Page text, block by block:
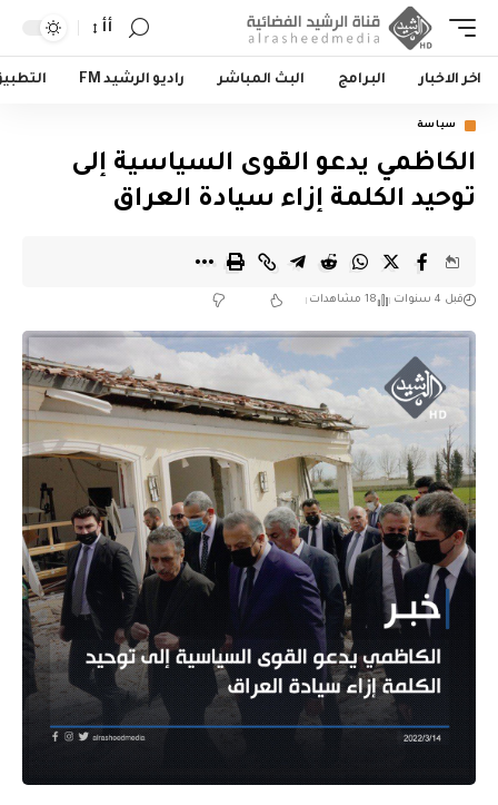
أأ
اخر الاخبار البرامج البث المباشر راديو الرشيد FM
سياسة
الكاظمي يدعو القوى السياسية إلى
توحيد الكلمة إزاء سيادة العراق
قبل 4 سنوات 18 مشاهدات